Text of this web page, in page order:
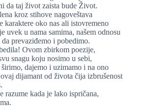
da taj život zaista bude Život.
kroz stihove nagoveštava
karaktere oko nas ali istovremeno
uvek u nama samima, našem odnosu
prevaziđemo i pobedimo.
Ovom zbirkom poezije,
snagu koju nosimo u sebi,
dajemo i uzimamo i na ono
dijamant od života čija izbrušenost
razume kada je lako ispričana,